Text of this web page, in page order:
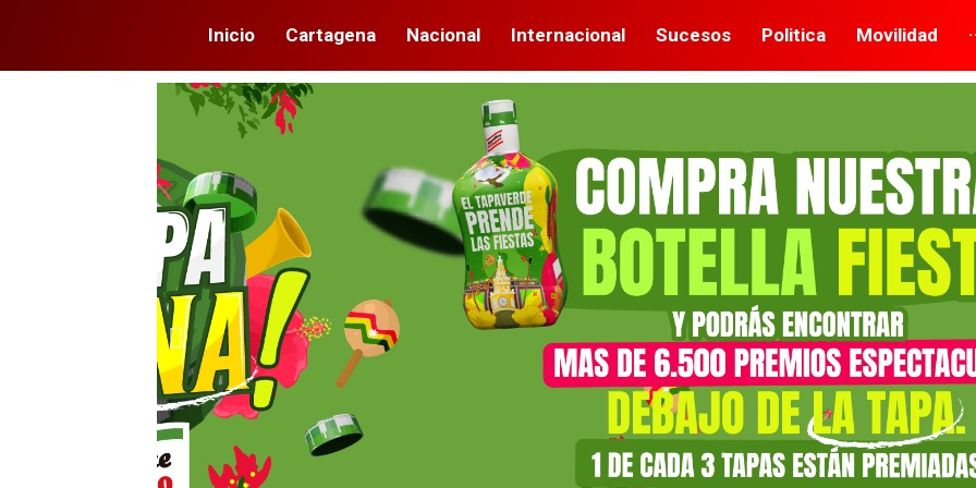
Inicio Cartagena Nacional Internacional Sucesos Politica Movilidad